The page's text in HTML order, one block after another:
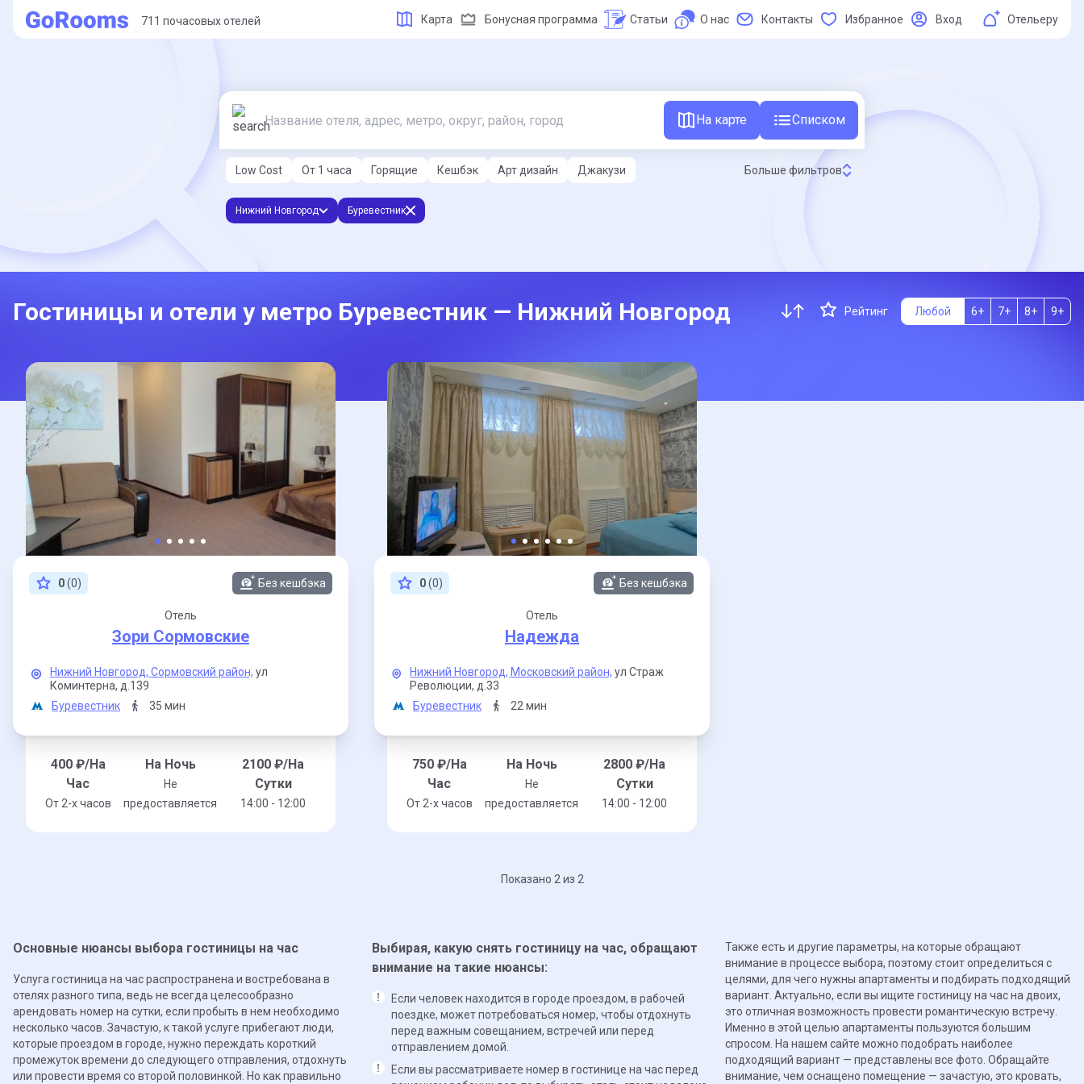
711 почасовых отелей Карта Бонусная программа Статьи О нас Контакты Избранное Вход Отельеру
На карте Списком
Low Cost От 1 часа Горящие Кешбэк Арт дизайн Джакузи Больше фильтров
Нижний Новгород Буревестник
Гостиницы и отели у метро Буревестник — Нижний Новгород Рейтинг Любой 6+ 7+ 8+ 9+
0(0) Без кешбэка
Отель
Зори Сормовские
Нижний Новгород, Сормовский район, ул
Коминтерна, д.139
Буревестник
35 мин
400₽/На
Час
От 2-x часов
На Ночь
Не
предоставляется
2100 ₽/На
Сутки
14:00 - 12:00
0(0) Без кешбэка
Отель
Надежда
Нижний Новгород, Московский район, ул Страж
Революции, д.33
Буревестник
22 мин
750₽/На
Час
От 2-x часов
На Ночь
Не
предоставляется
2800 ₽/На
Сутки
14:00 - 12:00
Показано 2 из 2
Основные нюансы выбора гостиницы на час
Услуга гостиница на час распространена и востребована в
отелях разного типа, ведь не всегда целесообразно
арендовать номер на сутки, если пробыть в нем необходимо
несколько часов. Зачастую, к такой услуге прибегают люди,
которые проездом в городе, нужно переждать короткий
промежуток времени до следующего отправления, отдохнуть
или провести время со второй половинкой. Но как правильно
Выбирая, какую снять гостиницу на час, обращают
внимание на такие нюансы:
Если человек находится в городе проездом, в рабочей
поездке, может потребоваться номер, чтобы отдохнуть
перед важным совещанием, встречей или перед
отправлением домой.
Если вы рассматриваете номер в гостинице на час перед
Также есть и другие параметры, на которые обращают
внимание в процессе выбора, поэтому стоит определиться с
целями, для чего нужны апартаменты и подбирать подходящий
вариант. Актуально, если вы ищите гостиницу на час на двоих,
это отличная возможность провести романтическую встречу.
Именно в этой целью апартаменты пользуются большим
спросом. На нашем сайте можно подобрать наиболее
подходящий вариант — представлены все фото. Обращайте
внимание, чем оснащено помещение — зачастую, это кровать,